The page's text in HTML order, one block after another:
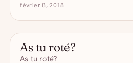
février 8, 2018
As tu roté?
As tu roté?